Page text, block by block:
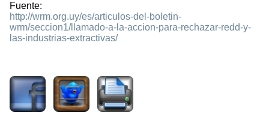
Fuente:
http://wrm.org.uy/es/articulos-del-boletin-
wrm/seccion1/llamado-a-la-accion-para-rechazar-redd-y-
las-industrias-extractivas/